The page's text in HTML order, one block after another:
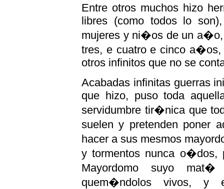
Entre otros muchos hizo
libres (como todos lo
mujeres y ni�os de un a�o,
tres, e cuatro e cinco
otros infinitos que no se
Acabadas infinitas guerras
que hizo, puso toda
servidumbre tir�nica que
suelen y pretenden poner
hacer a sus mesmos
y tormentos nunca o�dos,
Mayordomo suyo
quem�ndolos vivos, y